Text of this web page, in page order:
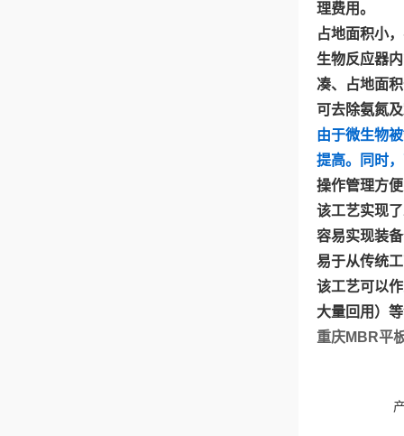
理费用。
占地面积小
生物反应器
凑、占地面
可去除氨氮
由于微生物
提高。同时
操作管理方
该工艺实现
容易实现装
易于从传统
该工艺可以
大量回用）
重庆MBR平